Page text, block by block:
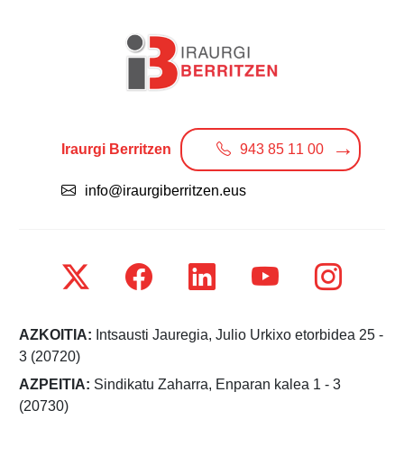
AZKOITIA: Intsausti Jauregia, Julio Urkixo etorbidea 25 -
3 (20720)
AZPEITIA: Sindikatu Zaharra, Enparan kalea 1 - 3
(20730)
Iraurgi Berritzen 943 85 11 00
info@iraurgiberritzen.eus